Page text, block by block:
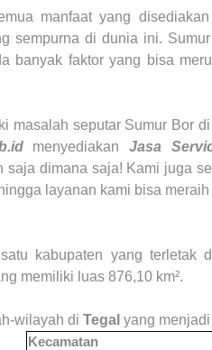
manfaat yang
sempurna di dunia ini.
banyak faktor yang bisa
masalah seputar Sumur Bor
menyediakanJasa
saja dimana saja! Kami juga
layanan kami bisa meraih
kabupaten yang terletak
memiliki luas 876,10 km².
wilayah di Tegal yang
Kecamatan